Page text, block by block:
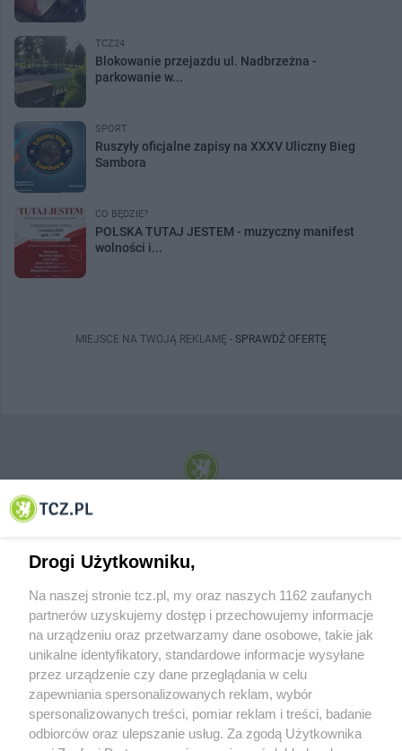
TCZ24
Blokowanie przejazdu ul. Nadbrzeżna -
parkowanie w...
SPORT
Ruszyły oficjalne zapisy na XXXV Uliczny Bieg
Sambora
CO BĘDZIE?
POLSKA TUTAJ JESTEM - muzyczny manifest
wolności i...
MIEJSCE NA TWOJĄ REKLAMĘ - SPRAWDŹ OFERTĘ
© 2001-2026 Tczew - TCZ.PL Sp. z o.o. Internetowy Serwis Informacyjny Miasta
O FIRMIE POLITYKA PRYWATNOŚCI HOSTING
REKLAMA WSPÓŁPRACA RSS FACEBOOK KONTAKT
Drogi Użytkowniku,
Na naszej stronie tcz.pl, my oraz naszych 1162 zaufanych
partnerów uzyskujemy dostęp i przechowujemy informacje
na urządzeniu oraz przetwarzamy dane osobowe, takie jak
unikalne identyfikatory, standardowe informacje wysyłane
przez urządzenie czy dane przeglądania w celu
zapewniania spersonalizowanych reklam, wybór
spersonalizowanych treści, pomiar reklam i treści, badanie
odbiorców oraz ulepszanie usług. Za zgodą Użytkownika